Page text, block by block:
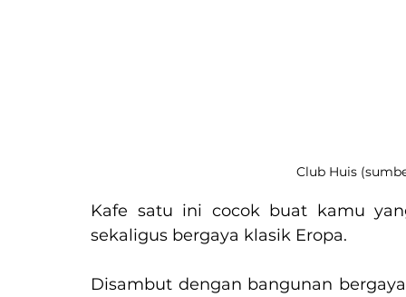
Club Huis
Kafe satu ini cocok buat kamu
sekaligus bergaya klasik Eropa.
Disambut dengan bangunan